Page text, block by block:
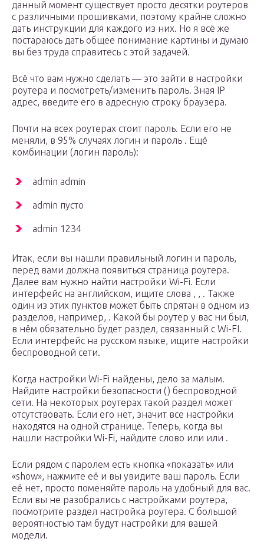
данный момент существует просто десятки роутеров
с различными прошивками, поэтому крайне сложно
дать инструкции для каждого из них. Но я всё же
постараюсь дать общее понимание картины и думаю
вы без труда справитесь с этой задачей.
Всё что вам нужно сделать — это зайти в настройки
роутера и посмотреть/изменить пароль. Зная IP
адрес, введите его в адресную строку браузера.
Почти на всех роутерах стоит пароль. Если его не
меняли, в 95% случаях логин и пароль . Ещё
комбинации (логин пароль):
admin admin
admin пусто
admin 1234
Итак, если вы нашли правильный логин и пароль,
перед вами должна появиться страница роутера.
Далее вам нужно найти настройки Wi-Fi. Если
интерфейс на английском, ищите слова , , . Также
один из этих пунктов может быть спрятан в одном из
разделов, например, . Какой бы роутер у вас ни был,
в нём обязательно будет раздел, связанный с Wi-FI.
Если интерфейс на русском языке, ищите настройки
беспроводной сети.
Когда настройки Wi-Fi найдены, дело за малым.
Найдите настройки безопасности () беспроводной
сети. На некоторых роутерах такой раздел может
отсутствовать. Если его нет, значит все настройки
находятся на одной странице. Теперь, когда вы
нашли настройки Wi-Fi, найдите слово или или .
Если рядом с паролем есть кнопка «показать» или
«show», нажмите её и вы увидите ваш пароль. Если
её нет, просто поменяйте пароль на удобный для вас.
Если вы не разобрались с настройками роутера,
посмотрите раздел настройка роутера. С большой
вероятностью там будут настройки для вашей
модели.